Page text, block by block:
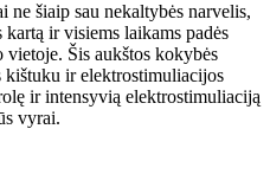
šiaip sau nekaltybės narvelis,
ir visiems laikams padės
vietoje. Šis aukštos kokybės
kištuku ir elektrostimuliacijos
ir intensyvią elektrostimuliaciją
vyrai.